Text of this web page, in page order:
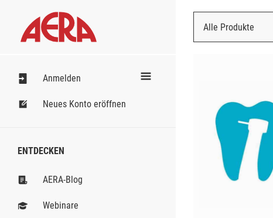
Alle Produkte
Nach
Anmelden
Neues Konto eröffnen
ENTDECKEN
AERA-Blog
Webinare